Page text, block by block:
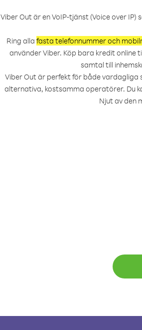
Viber Out är en VoIP-tjänst (Voice over IP)
Ring alla fasta telefonnummer och
använder Viber. Köp bara kredit
samtal till
Viber Out är perfekt för både
alternativa, kostsamma operatörer. Du
Njut av den